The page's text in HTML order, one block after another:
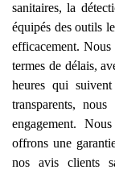
sanitaires, la
équipés des outils
efficacement. Nous
termes de délais,
heures qui
transparents,
engagement.
offrons une
nos avis clients